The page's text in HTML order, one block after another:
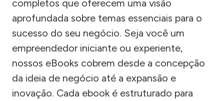
completos que oferecem uma visão
aprofundada sobre temas essenciais para o
sucesso do seu negócio. Seja você um
empreendedor iniciante ou experiente,
nossos eBooks cobrem desde a concepção
da ideia de negócio até a expansão e
inovação. Cada ebook é estruturado para